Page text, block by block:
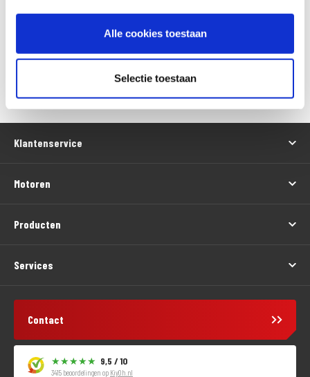
Alle cookies toestaan
Selectie toestaan
Klantenservice
Motoren
Producten
Services
Contact
9,5 / 10
3415 beoordelingen op KiyOh.nl